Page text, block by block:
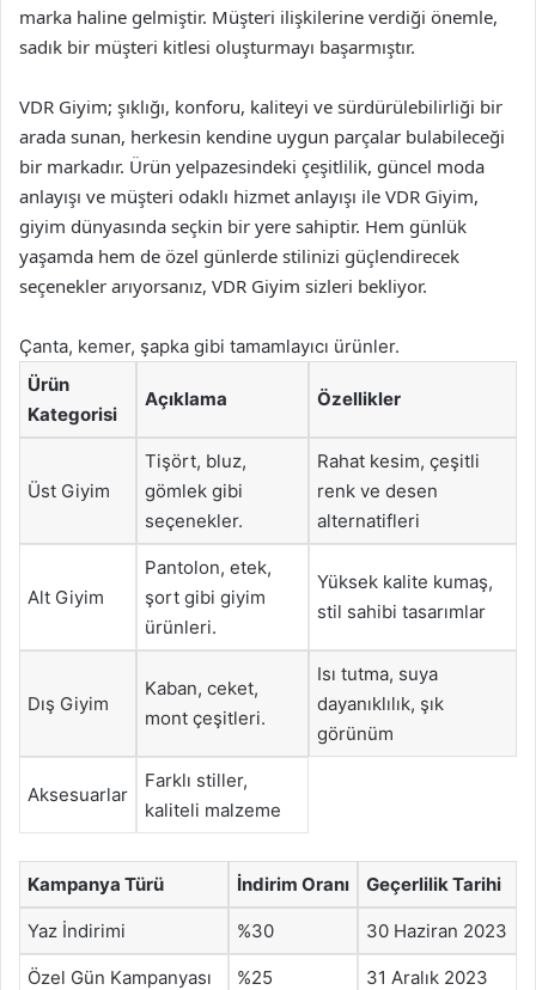
marka haline gelmiştir. Müşteri ilişkilerine verdiği önemle,
sadık bir müşteri kitlesi oluşturmayı başarmıştır.
VDR Giyim; şıklığı, konforu, kaliteyi ve sürdürülebilirliği bir
arada sunan, herkesin kendine uygun parçalar bulabileceği
bir markadır. Ürün yelpazesindeki çeşitlilik, güncel moda
anlayışı ve müşteri odaklı hizmet anlayışı ile VDR Giyim,
giyim dünyasında seçkin bir yere sahiptir. Hem günlük
yaşamda hem de özel günlerde stilinizi güçlendirecek
seçenekler arıyorsanız, VDR Giyim sizleri bekliyor.
Çanta, kemer, şapka gibi tamamlayıcı ürünler.
Ürün
Kategorisi
Açıklama Özellikler
Üst Giyim
Tişört, bluz,
gömlek gibi
seçenekler.
Rahat kesim, çeşitli
renk ve desen
alternatifleri
Alt Giyim
Pantolon, etek,
şort gibi giyim
ürünleri.
Yüksek kalite kumaş,
stil sahibi tasarımlar
Dış Giyim
Kaban, ceket,
mont çeşitleri.
Isı tutma, suya
dayanıklılık, şık
görünüm
Aksesuarlar
Farklı stiller,
kaliteli malzeme
Kampanya Türü İndirim Oranı Geçerlilik Tarihi
Yaz İndirimi %30 30 Haziran 2023
Özel Gün Kampanyası %25 31 Aralık 2023